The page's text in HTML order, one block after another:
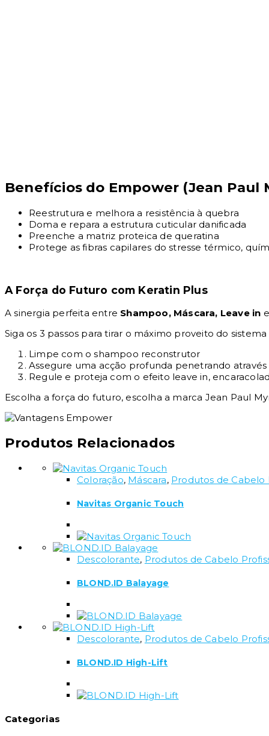
Benefícios do Empower (Jean Paul
Reestrutura e melhora a resistência à quebra
Doma e repara a estrutura cuticular danificada
Preenche a matriz proteica de queratina
Protege as fibras capilares do stresse térmico,
A Força do Futuro com Keratin Plus
A sinergia perfeita entre Shampoo, Máscara, Leave in
Siga os 3 passos para tirar o máximo proveito do
Limpe com o shampoo reconstrutor
Assegure uma acção profunda penetrando
Regule e proteja com o efeito leave in,
Escolha a força do futuro, escolha a marca Jean Paul
Produtos Relacionados
Coloração, Máscara, Produtos de Cabelo
Navitas Organic Touch
Descolorante, Produtos de Cabelo
BLOND.ID Balayage
Descolorante, Produtos de Cabelo
BLOND.ID High-Lift
Categorias